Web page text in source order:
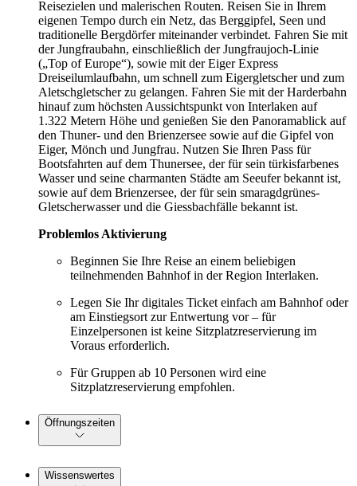
Reisezielen und malerischen Routen. Reisen Sie in Ihrem
eigenen Tempo durch ein Netz, das Berggipfel, Seen und
traditionelle Bergdörfer miteinander verbindet. Fahren Sie mit
der Jungfraubahn, einschließlich der Jungfraujoch-Linie
(„Top of Europe“), sowie mit der Eiger Express
Dreiseilumlaufbahn, um schnell zum Eigergletscher und zum
Aletschgletscher zu gelangen. Fahren Sie mit der Harderbahn
hinauf zum höchsten Aussichtspunkt von Interlaken auf
1.322 Metern Höhe und genießen Sie den Panoramablick auf
den Thuner- und den Brienzersee sowie auf die Gipfel von
Eiger, Mönch und Jungfrau. Nutzen Sie Ihren Pass für
Bootsfahrten auf dem Thunersee, der für sein türkisfarbenes
Wasser und seine charmanten Städte am Seeufer bekannt ist,
sowie auf dem Brienzersee, der für sein smaragdgrünes-
Gletscherwasser und die Giessbachfälle bekannt ist.
Problemlos Aktivierung
Beginnen Sie Ihre Reise an einem beliebigen
teilnehmenden Bahnhof in der Region Interlaken.
Legen Sie Ihr digitales Ticket einfach am Bahnhof oder
am Einstiegsort zur Entwertung vor – für
Einzelpersonen ist keine Sitzplatzreservierung im
Voraus erforderlich.
Für Gruppen ab 10 Personen wird eine
Sitzplatzreservierung empfohlen.
Öffnungszeiten
Wissenswertes